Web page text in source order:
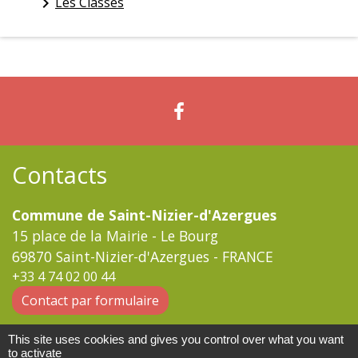
Contacts
Commune de Saint-Nizier-d'Azergues
15 place de la Mairie - Le Bourg
69870 Saint-Nizier-d'Azergues - FRANCE
+33 4 74 02 00 44
Contact par formulaire
Horaires d'ouverture au public du secrétariat :
This site uses cookies and gives you control over what you want
to activate